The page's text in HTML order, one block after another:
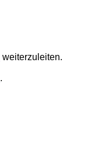
weiterzuleiten.
.